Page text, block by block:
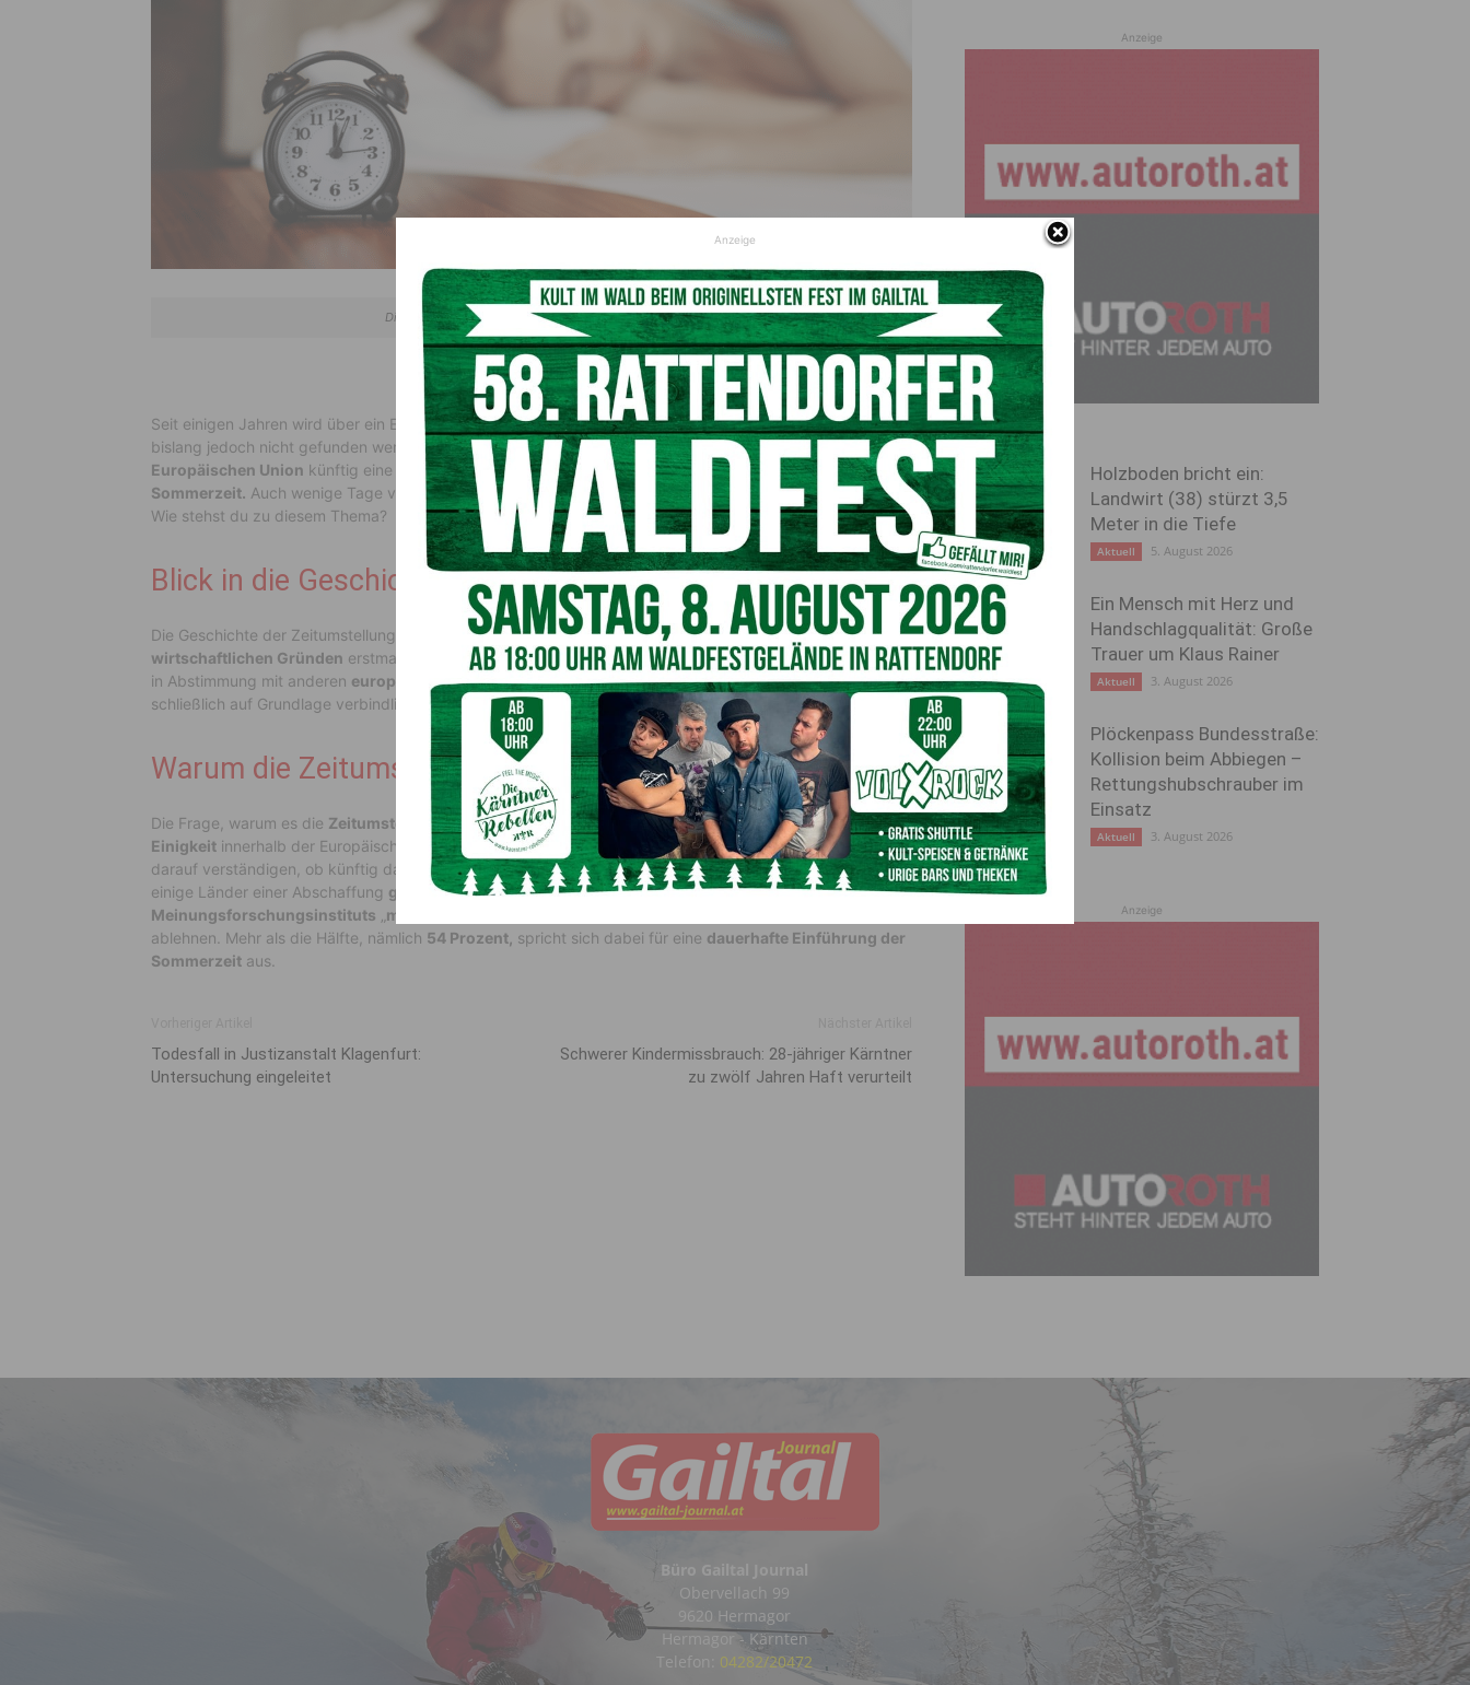
Die Zeitumstellung sorgt weiterhin für Diskussionen
© Symbolfoto Pixabay
Seit einigen Jahren wird über ein Ende der Zeitumstellung diskutiert, eine einheitliche Lösung konnte
bislang jedoch nicht gefunden werden. Im Raum steht dabei vor allem die Frage, ob innerhalb der
Europäischen Union künftig eine einheitliche Zeit gelten soll – entwederdauerhaft Winter- oder
Sommerzeit. Auch wenige Tage vor der bevorstehenden Umstellung flammt diese Debatte erneut auf. –
Wie stehst du zu diesem Thema?
Blick in die Geschichte der Zeitumstellung
Die Geschichte der Zeitumstellung reicht bis in dieJahre 1916 bis 1920zurück, als dieSommerzeit aus
wirtschaftlichen Gründen erstmals eingeführt wurde. Nach einer längeren Pause wurde sie im Jahr 1980
in Abstimmung mit anderen europäischen Staatenwieder eingeführt. Seit1995gilt die Sommerzeit
schließlich auf Grundlage verbindlicher Regelungen innerhalb der Europäischen Union.
Warum die Zeitumstellung noch nicht abgeschafft ist
Die Frage, warum es die Zeitumstellung in Österreichweiterhin gibt, lässt sich vor allem mitfehlender
Einigkeit innerhalb der Europäischen Union beantworten. Bislang konnten sich die Mitgliedstaaten nicht
darauf verständigen, ob künftig dauerhaft die Sommerzeit oder die Winterzeit gelten soll. Zudem stehen
einige Länder einer Abschaffung grundsätzlich kritischgegenüber. Eine aktuelle Umfrage desLinzer
Meinungsforschungsinstituts
market
ablehnen. Mehr als die Hälfte, nämlich 54 Prozent, spricht sich dabei für eine dauerhafte Einführung der
Sommerzeit aus.
Todesfall in Justizanstalt Klagenfurt:
Untersuchung eingeleitet
Schwerer Kindermissbrauch: 28-jähriger Kärntner
zu zwölf Jahren Haft verurteilt
Anzeige
Holzboden bricht ein:
Landwirt (38) stürzt 3,5
Meter in die Tiefe
Aktuell 5. August 2026
Ein Mensch mit Herz und
Handschlagqualität: Große
Trauer um Klaus Rainer
Aktuell 3. August 2026
Plöckenpass Bundesstraße:
Kollision beim Abbiegen –
Rettungshubschrauber im
Einsatz
Aktuell 3. August 2026
Anzeige
Büro Gailtal Journal
Obervellach 99
9620 Hermagor
Hermagor - Kärnten
Telefon: 04282/20472
Anzeige